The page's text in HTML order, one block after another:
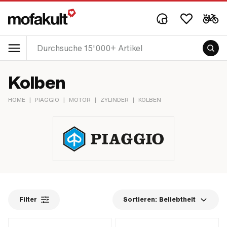
Kolben
HOME | PIAGGIO | MOTOR | ZYLINDER | KOLBEN
Filter Sortieren: Beliebtheit